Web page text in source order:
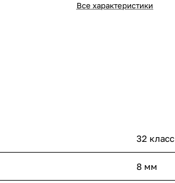
Все характеристики
32 класс
8 мм